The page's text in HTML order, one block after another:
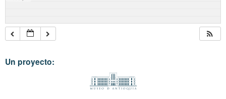
Un proyecto: